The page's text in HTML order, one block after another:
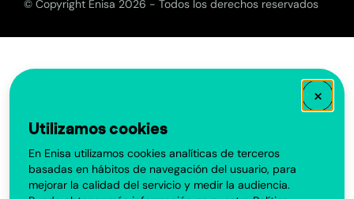
×
Utilizamos cookies
En Enisa utilizamos cookies analíticas de terceros
basadas en hábitos de navegación del usuario, para
mejorar la calidad del servicio y medir la audiencia.
© Copyright Enisa 2026 - Todos los derechos reservados